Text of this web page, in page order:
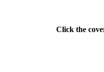
Click the